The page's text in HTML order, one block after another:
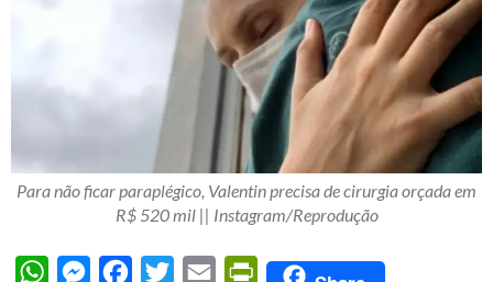
Para não ficar paraplégico, Valentin precisa de cirurgia orçada em
R$ 520 mil || Instagram/Reprodução
WhatsAppMessengerFacebook
Twitter Email PrintFriendly